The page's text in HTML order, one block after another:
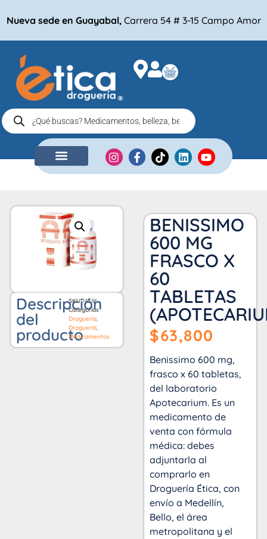
Nueva sede en Guayabal, Carrera 54 # 3-15 Campo Amor
Descripción
del
producto
SKU14586
Categorías
Droguería,
Droguería,
Medicamentos
BENISSIMO
600 MG
FRASCO X
60
TABLETAS
$63,800
Benissimo 600 mg,
frasco x 60 tabletas,
del laboratorio
Apotecarium. Es un
medicamento de
venta con fórmula
médica: debes
adjuntarla al
comprarlo en
Droguería Ética, con
envío a Medellín,
Bello, el área
metropolitana y el